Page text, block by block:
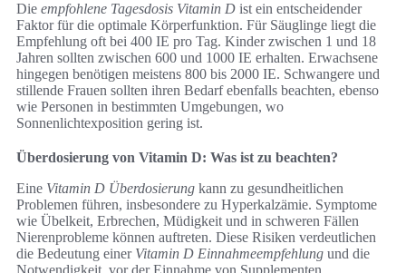
Die empfohlene Tagesdosis Vitamin D ist ein entscheidender
Faktor für die optimale Körperfunktion. Für Säuglinge liegt die
Empfehlung oft bei 400 IE pro Tag. Kinder zwischen 1 und 18
Jahren sollten zwischen 600 und 1000 IE erhalten. Erwachsene
hingegen benötigen meistens 800 bis 2000 IE. Schwangere und
stillende Frauen sollten ihren Bedarf ebenfalls beachten, ebenso
wie Personen in bestimmten Umgebungen, wo
Sonnenlichtexposition gering ist.
Überdosierung von Vitamin D: Was ist zu beachten?
Eine Vitamin D Überdosierung kann zu gesundheitlichen
Problemen führen, insbesondere zu Hyperkalzämie. Symptome
wie Übelkeit, Erbrechen, Müdigkeit und in schweren Fällen
Nierenprobleme können auftreten. Diese Risiken verdeutlichen
die Bedeutung einer Vitamin D Einnahmeempfehlung und die